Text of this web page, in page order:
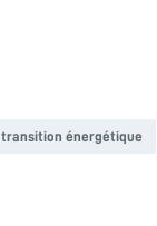
transition énergétique